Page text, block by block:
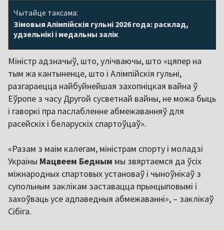
Чытайце таксама:
Зімовыя Алімпійскія гульні 2026 года: расклад,
удзельнікі і медальны залік
Міністр адзначыў, што, улічваючы, што «цяпер на
тым жа кантыненце, што і Алімпійскія гульні,
разгараецца найбуйнейшая захопніцкая вайна ў
Еўропе з часу Другой сусветнай вайны, не можа быць
і гаворкі пра паслабленне абмежаванняў для
расейскіх і беларускіх спартоўцаў».
«Разам з маім калегам, міністрам спорту і моладзі
Украіны Мацвеем Бедным мы звяртаемся да ўсіх
міжнародных спартовых установаў і чыноўнікаў з
супольным заклікам заставацца прынцыповымі і
захоўваць усе адпаведныя абмежаванні», – заклікаў
Сібіга.